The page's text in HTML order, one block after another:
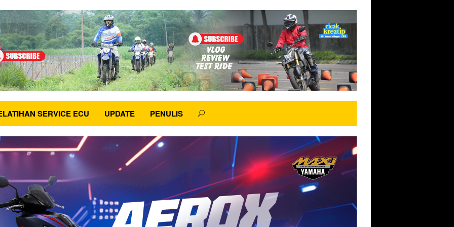
SERVICE ECU UPDATE PENULIS